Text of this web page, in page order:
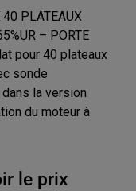
40 PLATEAUX
– PORTE
pour 40 plateaux
sonde
la version
du moteur à
le prix